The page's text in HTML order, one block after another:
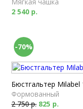
2 540 р.
-70%
Бюстгальтер Milabel
Формованный
2 750 р. 825 р.